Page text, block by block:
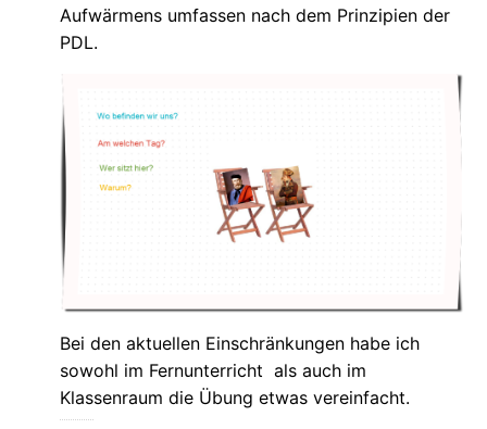
Aufwärmens umfassen nach dem Prinzipien der
PDL.
Bei den aktuellen Einschränkungen habe ich
sowohl im Fernunterricht als auch im
Klassenraum die Übung etwas vereinfacht.